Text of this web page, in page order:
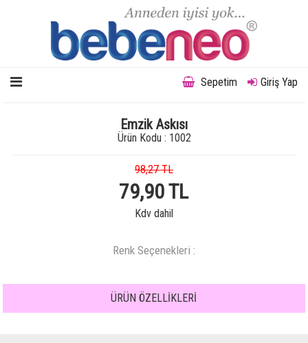
Giriş Yap
Sepetim
Emzik Askısı
Ürün Kodu : 1002
98,27 TL
79,90 TL
Kdv dahil
Renk Seçenekleri :
ÜRÜN ÖZELLİKLERİ